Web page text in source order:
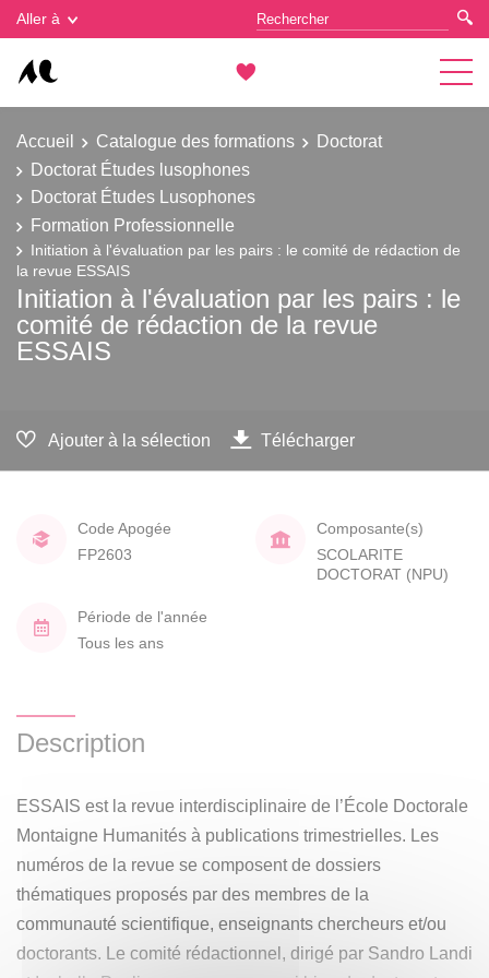
Aller à
Accueil Catalogue des formations
Doctorat
Doctorat Études lusophones
Doctorat Études Lusophones
Formation Professionnelle
Initiation à l'évaluation par les pairs : le comité de rédaction de
la revue ESSAIS
Initiation à l'évaluation par les pairs : le
comité de rédaction de la revue
ESSAIS
Ajouter à la sélection Télécharger
Code Apogée
FP2603
Composante(s)
SCOLARITE
DOCTORAT (NPU)
Période de l'année
Tous les ans
Description
ESSAIS est la revue interdisciplinaire de l’École Doctorale
Montaigne Humanités à publications trimestrielles. Les
numéros de la revue se composent de dossiers
thématiques proposés par des membres de la
communauté scientifique, enseignants chercheurs et/ou
doctorants. Le comité rédactionnel, dirigé par Sandro Landi
Gestion des cookies